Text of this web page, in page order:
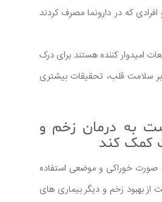
که در دارونما مصرف کردند
امیدوار کننده هستند برای درک
بر سلامت قلب، تحقیقات بیشتری
به درمان زخم و
کمک کند
صورت خوراکی و موضعی استفاده
بهبود زخم و دیگر بیماری های